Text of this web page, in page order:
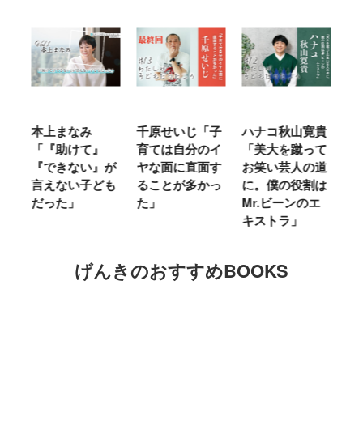
本上まなみ
「『助けて』
『できない』が
言えない子ども
だった」
千原せいじ「子
育ては自分のイ
ヤな面に直面す
ることが多かっ
た」
ハナコ秋山寛貴
「美大を蹴って
お笑い芸人の道
に。僕の役割は
Mr.ビーンのエ
キストラ」
げんきのおすすめBOOKS